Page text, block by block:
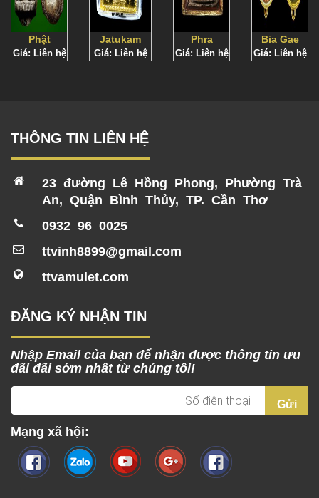
Phật
Pidta –
Giá: Liên hệ
Jatukam
Stamp
Giá: Liên hệ
Phra
Khun
500 năm
Giá: Liên hệ
Bia Gae
– 2 Lá
Giá: Liên hệ
THÔNG TIN LIÊN HỆ
23 đường Lê Hồng Phong, Phường Trà
An, Quận Bình Thủy, TP. Cần Thơ
0932 96 0025
ttvinh8899@gmail.com
ttvamulet.com
ĐĂNG KÝ NHẬN TIN
Nhập Email của bạn để nhận được thông tin ưu
đãi đãi sớm nhất từ chúng tôi!
Mạng xã hội: